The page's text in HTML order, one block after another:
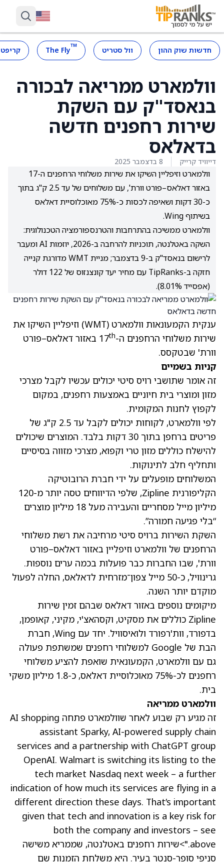
חדשות שוק ההון וול סטריט ™
The Fly
וולמארט ממריאה לבכורה
בנאסד"ק עם השקת
שירות רחפנים חדשה
בדאלאס
דייוויד קרייק 8 בדצמבר 2025
וולמארט וזיפליין השיקו את שירות משלוחי הרחפנים ה-17
באזור דאלאס–פורט וורת', עם משלוחים של עד 2.5 ק"ג בתוך
כ-30 דקות ושאיפה לכסות כ-75% מאוכלוסיית דאלאס
בשיתוף Wing.
וולמארט ממשיכה בהתרחבות והטרנספורמציה הטכנולוגית:
השקה באטלנטה, תוכניות להרחבה ב-2026, יוזמות AI ומעבר
לרישום בנאסד"ק ב-9 בדצמבר; מניית WMT מדורגת קנייה
חזקה ב-TipRanks עם מחיר יעד קונצנזוס של 122 דולר
(אפסייד 8.01%).
ענקית הקמעונאות וולמארט (WMT)
וזיפליין השיקו את
שירות משלוחי הרחפנים ה-17th
באזור דאלאס–פורט
וורת' שבטקסס.
קניות בשמיים
זה אומר שתושבי רויס סיטי יכולים עכשיו לקבל מצרכי
מזון ומוצרי בית חיוניים באמצעות רחפנים, במקום
לקפוץ לחנות המקומית.
לפי וולמארט, לקוחות יכולים לקבל עד 2.5 ק"ג של
פריטים ברחפן בתוך 30 דקות בלבד. המוצרים שיכולים
להישלח כוללים מזון טרי וקפוא, מצרכי מזווה בסיסיים
ותחליף חלב לתינוקות.
המשלוחים מופעלים על ידי חברת הרובוטיקה
הקליפורנית Zipline, שלפי הדיווחים טסה יותר מ-120
מיליון מייל מסחריים והעבירה מעל 18 מיליון מוצרים
“בלי פגיעה חמורה”.
השקת השירות ברויס סיטי מרחיבה את רשת משלוחי
הרחפנים של וולמארט וזיפליין באזור דאלאס–פורט
וורת', שבו החברות כבר פועלות בכמה ערים נוספות.
גרינוויל, כ-50 מייל צפון־מזרחית לדאלאס, החלה לפעול
מוקדם יותר השנה.
מיקומים נוספים באזור דאלאס שבהם זמין שירות
Zipline כוללים את מסקיט, וקסהאצ'י, מקיני, קאופמן,
בדפורד, וות'רפורד ולואיסוויל. יחד עם Wing, חברת
הבת של Google למשלוחי רחפנים שמשתפת פעולה
גם עם וולמארט, הקמעונאית שואפת להציע משלוחי
רחפנים לכ-75% מאוכלוסיית דאלאס, כ-1.8 מיליון משקי
בית.
וולמארט ממריאה
זה מגיע רק שבוע לאחר שוולמארט פתחה
AI shopping
assistant Sparky, AI-powered supply chain
services and a partnership with ChatGPT group
OpenAI. Walmart is switching its listing to the
tech market Nasdaq next week – a further
indication of how much its services are flying in a
different direction these days. That’s important
given that tech and innovation is a key risk for
both the company and investors – see
above.">שירות רחפנים באטלנטה, שממריא משישה
סניפי סופר-סנטר בעיר. היא משלחת הזמנות שם